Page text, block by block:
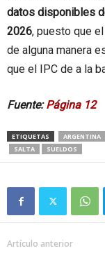
datos disponibles
2026, puesto que
de alguna manera
que el IPC de a la
Fuente:Página 12
ETIQUETAS ARGENTINA
SALTA
SUELDOS
Artículo anterior